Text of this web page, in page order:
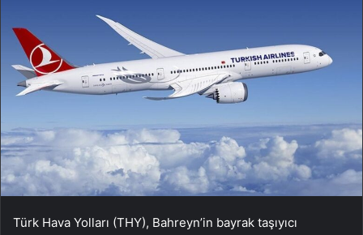
Türk Hava Yolları (THY), Bahreyn’in bayrak taşıyıcı